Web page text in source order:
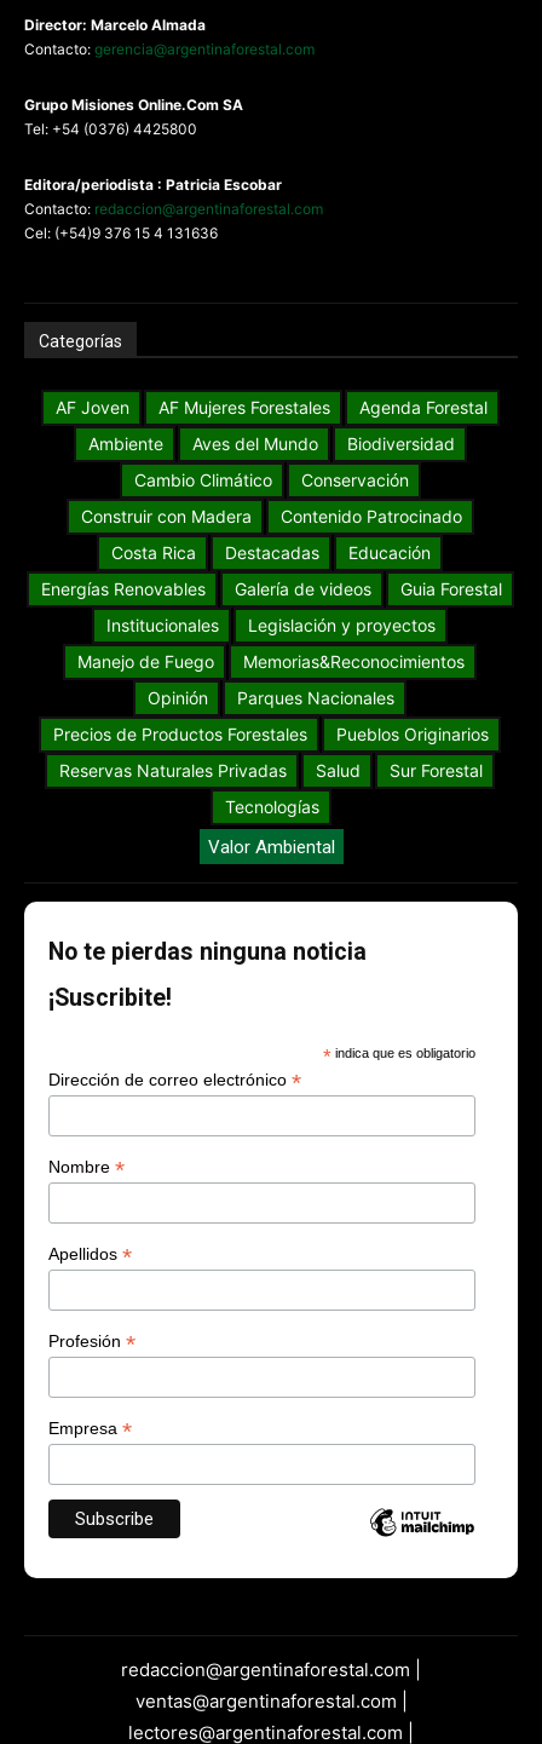
Director: Marcelo Almada
Contacto: gerencia@argentinaforestal.com
Grupo Misiones Online.Com SA
Tel: +54 (0376) 4425800
Editora/periodista : Patricia Escobar
Contacto: redaccion@argentinaforestal.com
Cel: (+54)9 376 15 4 131636
Categorías
AF Joven AF Mujeres Forestales
Agenda Forestal
Ambiente
Aves del Mundo
Biodiversidad
Cambio Climático
Conservación
Construir con Madera
Contenido Patrocinado
Costa Rica
Destacadas
Educación
Energías Renovables
Galería de videos
Guia Forestal
Institucionales
Legislación y proyectos
Manejo de Fuego
Memorias&Reconocimientos
Opinión
Parques Nacionales
Precios de Productos Forestales
Pueblos Originarios
Reservas Naturales Privadas
Salud
Sur Forestal
Tecnologías
Valor Ambiental
No te pierdas ninguna noticia
¡Suscribite!
* indica que es obligatorio
Dirección de correo electrónico *
Nombre *
Apellidos *
Profesión *
Empresa *
redaccion@argentinaforestal.com |
ventas@argentinaforestal.com |
lectores@argentinaforestal.com |